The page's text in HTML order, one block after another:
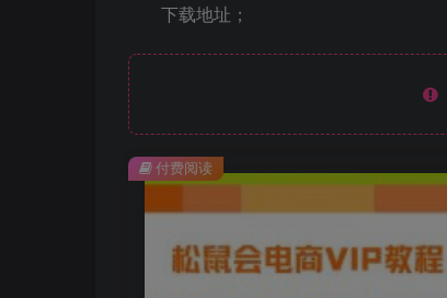
下载地址；
付费阅读